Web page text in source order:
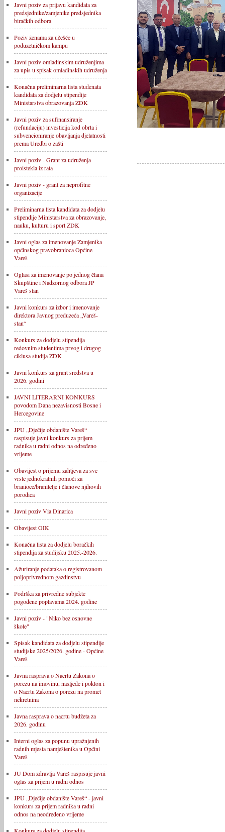
Javni poziv za prijavu kandidata za
predsjednike/zamjenike predsjednika
biračkih odbora
Poziv ženama za učešće u
poduzetničkom kampu
Javni poziv omladinskim udruženjima
za upis u spisak omladinskih udruženja
Konačna preliminarna lista studenata
kandidata za dodjelu stipendije
Ministarstva obrazovanja ZDK
Javni poziv za sufinansiranje
(refundaciju) investicija kod obrta i
subvencioniranje obavljanja djelatnosti
prema Uredbi o zašti
Javni poziv - Grant za udruženja
proistekla iz rata
Javni poziv - grant za neprofitne
organizacije
Preliminarna lista kandidata za dodjelu
stipendije Ministarstva za obrazovanje,
nauku, kulturu i sport ZDK
Javni oglas za imenovanje Zamjenika
općinskog pravobranioca Općine
Vareš
Oglasi za imenovanje po jednog člana
Skupštine i Nadzornog odbora JP
Vareš stan
Javni konkurs za izbor i imenovanje
direktora Javnog preduzeća „Vareš-
stan“
Konkurs za dodjelu stipendija
redovnim studentima prvog i drugog
ciklusa studija ZDK
Javni konkurs za grant sredstva u
2026. godini
JAVNI LITERARNI KONKURS
povodom Dana nezavisnosti Bosne i
Hercegovine
JPU „Dječije obdanište Vareš“
raspisuje javni konkurs za prijem
radnika u radni odnos na određeno
vrijeme
Obavijest o prijemu zahtjeva za sve
vrste jednokratnih pomoći za
branioce/branitelje i članove njihovih
porodica
Javni poziv Via Dinarica
Obavijest OIK
Konačna lista za dodjelu boračkih
stipendija za studijsku 2025.-2026.
Ažuriranje podataka o registrovanom
poljoprivrednom gazdinstvu
Podrška za privredne subjekte
pogođene poplavama 2024. godine
Javni poziv - "Niko bez osnovne
škole"
Spisak kandidata za dodjelu stipendije
studijske 2025/2026. godine - Općine
Vareš
Javna rasprava o Nacrtu Zakona o
porezu na imovinu, nasljeđe i poklon i
o Nacrtu Zakona o porezu na promet
nekretnina
Javna rasprava o nacrtu budžeta za
2026. godinu
Interni oglas za popunu upražnjenih
radnih mjesta namještenika u Općini
Vareš
JU Dom zdravlja Vareš raspisuje javni
oglas za prijem u radni odnos
JPU „Dječije obdanište Vareš“ - javni
konkurs za prijem radnika u radni
odnos na neodređeno vrijeme